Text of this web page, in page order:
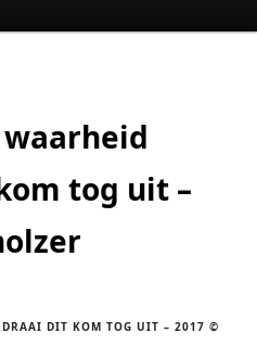
tog uit –
DIT KOM TOG UIT – 2017 ©